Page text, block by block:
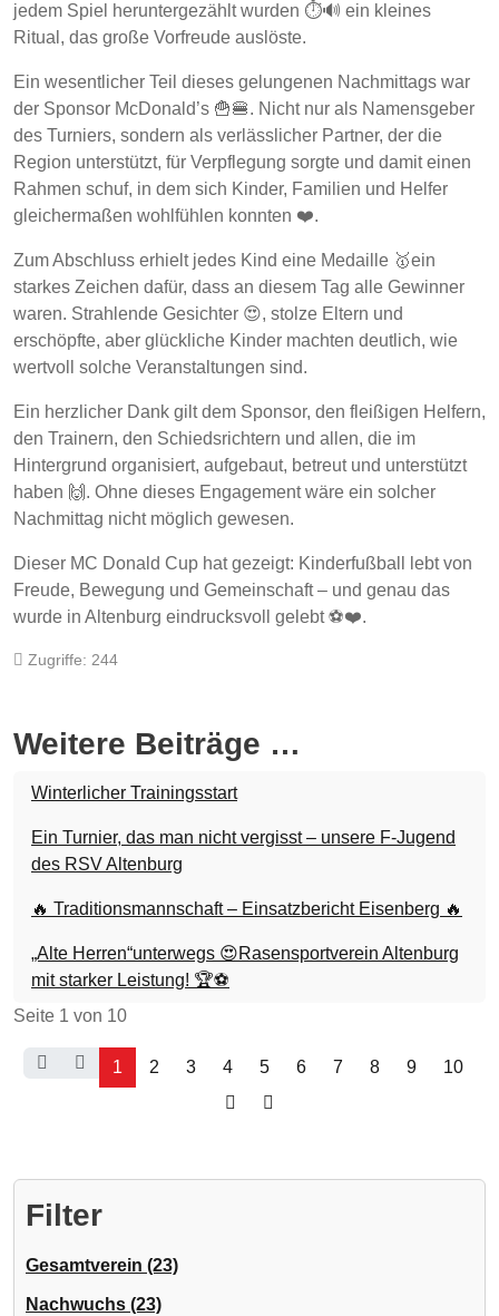
jedem Spiel heruntergezählt wurden ⏱️🔊 ein kleines
Ritual, das große Vorfreude auslöste.
Ein wesentlicher Teil dieses gelungenen Nachmittags war
der Sponsor McDonald’s 🍟🍔. Nicht nur als Namensgeber
des Turniers, sondern als verlässlicher Partner, der die
Region unterstützt, für Verpflegung sorgte und damit einen
Rahmen schuf, in dem sich Kinder, Familien und Helfer
gleichermaßen wohlfühlen konnten ❤️.
Zum Abschluss erhielt jedes Kind eine Medaille 🥇ein
starkes Zeichen dafür, dass an diesem Tag alle Gewinner
waren. Strahlende Gesichter 😍, stolze Eltern und
erschöpfte, aber glückliche Kinder machten deutlich, wie
wertvoll solche Veranstaltungen sind.
Ein herzlicher Dank gilt dem Sponsor, den fleißigen Helfern,
den Trainern, den Schiedsrichtern und allen, die im
Hintergrund organisiert, aufgebaut, betreut und unterstützt
haben 🙌. Ohne dieses Engagement wäre ein solcher
Nachmittag nicht möglich gewesen.
Dieser MC Donald Cup hat gezeigt: Kinderfußball lebt von
Freude, Bewegung und Gemeinschaft – und genau das
wurde in Altenburg eindrucksvoll gelebt ⚽❤️.
Zugriffe: 244
Weitere Beiträge …
Winterlicher Trainingsstart
Ein Turnier, das man nicht vergisst – unsere F-Jugend
des RSV Altenburg
🔥 Traditionsmannschaft – Einsatzbericht Eisenberg 🔥
„Alte Herren“unterwegs 😍Rasensportverein Altenburg
mit starker Leistung! 🏆⚽
Seite 1 von 10
1 2 3 4 5 6 7 8 9 10
Filter
Gesamtverein (23)
Nachwuchs (23)